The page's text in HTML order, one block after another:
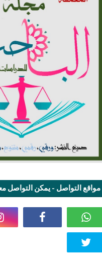
مواقع التواصل - يمكن التواصل